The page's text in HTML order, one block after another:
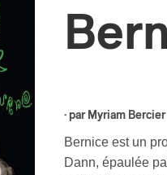
· par Myriam Bercier
Bernice est un
Dann, épaulée